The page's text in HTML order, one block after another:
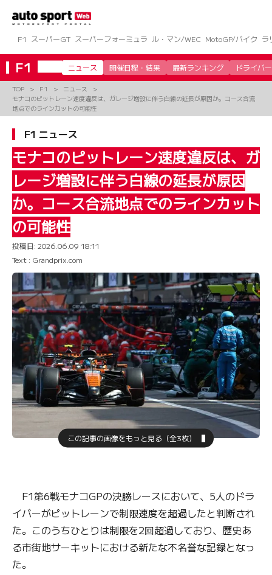
ツ
へ
ス
キ
F1 スーパーGT スーパーフォーミュラ ル・マン/WEC MotoGP/バイク ラ
F1 ニュース 開催日程・結果 最新ランキング ドライバー
TOP F1
ニュース
モナコのピットレーン速度違反は、ガレージ増設に伴う白線の延長が原因か。コース合流
地点でのラインカットの可能性
F1 ニュース
モナコのピットレーン速度違反は、ガ
レージ増設に伴う白線の延長が原因
か。コース合流地点でのラインカット
の可能性
投稿日: 2026.06.09 18:11
Text : Grandprix.com
この記事の画像をもっと見る（全3枚）
F1第6戦モナコGPの決勝レースにおいて、5人のドラ
イバーがピットレーンで制限速度を超過したと判断され
た。このうちひとりは制限を2回超過しており、歴史あ
る市街地サーキットにおける新たな不名誉な記録となっ
た。